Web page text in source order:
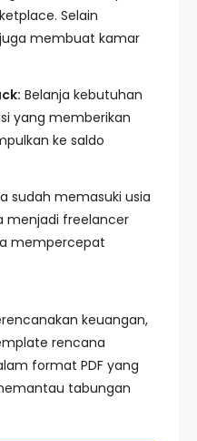
Selain
membuat kamar
Belanja kebutuhan
yang memberikan
ke saldo
sudah memasuki usia
menjadi freelancer
mempercepat
keuangan,
rencana
format PDF yang
tabungan